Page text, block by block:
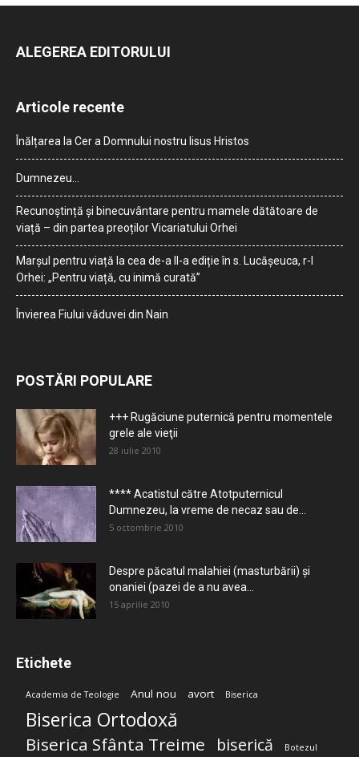
ALEGEREA EDITORULUI
Articole recente
Înălțarea la Cer a Domnului nostru Iisus Hristos
Dumnezeu…
Recunoștință și binecuvântare pentru mamele dătătoare de
viață – din partea preoților Vicariatului Orhei
Marșul pentru viață la cea de-a II-a ediție în s. Lucășeuca, r-l
Orhei: „Pentru viață, cu inimă curată”
Învierea Fiului văduvei din Nain
POSTĂRI POPULARE
+++ Rugăciune puternică pentru momentele
grele ale vieţii
28 iulie 2010
**** Acatistul către Atotputernicul
Dumnezeu, la vreme de necaz sau de...
5 octombrie 2010
Despre păcatul malahiei (masturbării) şi
onaniei (pazei de a nu avea...
15 aprilie 2010
Etichete
Academia de Teologie Anul nou avort Biserica
Biserica Ortodoxă
Biserica Sfânta Treime biserică Botezul